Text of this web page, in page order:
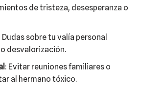
de tristeza, desesperanza o
Dudas sobre tu valía personal
desvalorización.​
: Evitar reuniones familiares o
al hermano tóxico.​